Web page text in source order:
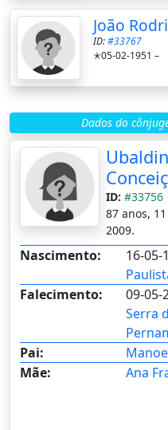
João
ID:#33767
✭05-02-1951 –
Dados do
ID: #33756
87 anos,
2009.
Nascimento:
16-05-
Falecimento:
09-05-
Serra
Pai:
Mãe:
Ana